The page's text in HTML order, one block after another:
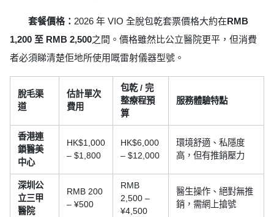
套餐價格： 2026 年 VIO 全脫包乾套票價格大約在RMB
1,200 至 RMB 2,500之間。價格雖然比公立醫院更平，但消費
者必須睇清楚佢地所使用嘅雷射儀器型號。
脫毛渠
道
估計單次
費用
包乾 / 完
整療程預
算
服務體驗特點
香港連
鎖醫美
中心
HK$1,000
– $1,800
HK$6,000
– $12,000
環境舒適、私隱度
高，但有推銷壓力
深圳公
立三甲
醫院
RMB 200
– ¥500
RMB
2,500 –
¥4,500
醫生操作、絕對無推
銷，需網上搶號